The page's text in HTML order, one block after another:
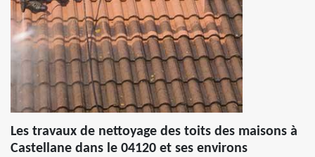
Les travaux de nettoyage des toits des maisons à
Castellane dans le 04120 et ses environs